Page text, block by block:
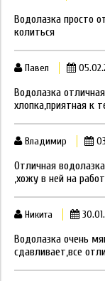
Водолазка просто
колиться
Павел
Водолазка
хлопка,приятная к
Владимир
Отличная
,хожу в ней на
Никита
Водолазка очень
сдавливает,все